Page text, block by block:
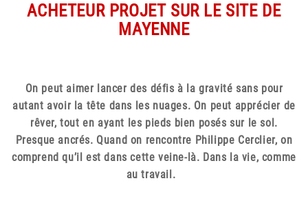
ACHETEUR PROJET SUR LE SITE DE
MAYENNE
On peut aimer lancer des défis à la gravité sans pour
autant avoir la tête dans les nuages. On peut apprécier de
rêver, tout en ayant les pieds bien posés sur le sol.
Presque ancrés. Quand on rencontre Philippe Cerclier, on
comprend qu’il est dans cette veine-là. Dans la vie, comme
au travail.